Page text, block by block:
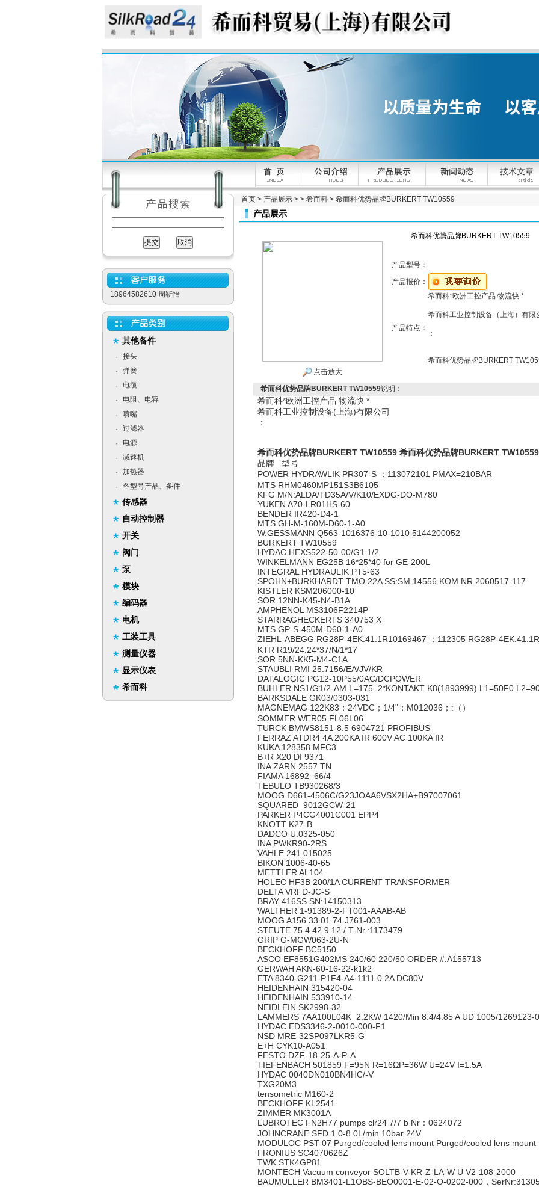
18964582610 周靳怡
其他备件
·
接头
·
弹簧
·
电缆
·
电阻、电容
·
喷嘴
·
过滤器
·
电源
·
减速机
·
加热器
·
各型号产品、备件
传感器
自动控制器
开关
阀门
泵
模块
编码器
电机
工装工具
测量仪器
显示仪表
希而科
首页 > 产品展示 > > 希而科 > 希而科优势品牌BURKERT TW10559
产品展示
希而科优势品牌BURKERT TW10559
点击放大
产品型号：
产品报价：
产品特点：
希而科*欧洲工控产品 物流快 *
希而科工业控制设备（上海）有限
：
希而科优势品牌BURKERT
希而科优势品牌BURKERT TW10559说明：
希而科*欧洲工控产品 物流快 *
希而科工业控制设备(上海)有限公司
：
希而科优势品牌BURKERT TW10559 希而科优势品牌BURKERT TW10559
品牌 型号
POWER HYDRAWLIK PR307-S ：113072101 PMAX=210BAR
MTS RHM0460MP151S3B6105
KFG M/N:ALDA/TD35A/V/K10/EXDG-DO-M780
YUKEN A70-LR01HS-60
BENDER IR420-D4-1
MTS GH-M-160M-D60-1-A0
W.GESSMANN Q563-1016376-10-1010 5144200052
BURKERT TW10559
HYDAC HEXS522-50-00/G1 1/2
WINKELMANN EG25B 16*25*40 for GE-200L
INTEGRAL HYDRAULIK PT5-63
SPOHN+BURKHARDT TMO 22A SS:SM 14556 KOM.NR.2060517-117
KISTLER KSM206000-10
SOR 12NN-K45-N4-B1A
AMPHENOL MS3106F2214P
STARRAGHECKERTS 340753 X
MTS GP-S-450M-D60-1-A0
ZIEHL-ABEGG RG28P-4EK.41.1R10169467 ：112305 RG28P-
KTR R19/24.24*37/N/1*17
SOR 5NN-KK5-M4-C1A
STAUBLI RMI 25.7156/EA/JV/KR
DATALOGIC PG12-10P55/0AC/DCPOWER
BUHLER NS1/G1/2-AM L=175 2*KONTAKT K8(1893999) L1=50F0
BARKSDALE GK03/0303-031
MAGNEMAG 122K83；24VDC；1/4"；M012036；:（）
SOMMER WER05 FL06L06
TURCK BMWS8151-8.5 6904721 PROFIBUS
FERRAZ ATDR4 4A 200KA IR 600V AC 100KA IR
KUKA 128358 MFC3
B+R X20 DI 9371
INA ZARN 2557 TN
FIAMA 16892 66/4
TEBULO TB930268/3
MOOG D661-4506C/G23JOAA6VSX2HA+B97007061
SQUARED 9012GCW-21
PARKER P4CG4001C001 EPP4
KNOTT K27-B
DADCO U.0325-050
INA PWKR90-2RS
VAHLE 241 015025
BIKON 1006-40-65
METTLER AL104
HOLEC HF3B 200/1A CURRENT TRANSFORMER
DELTA VRFD-JC-S
BRAY 416SS SN:14150313
WALTHER 1-91389-2-FT001-AAAB-AB
MOOG A156.33.01.74 J761-003
STEUTE 75.4.42.9.12 / T-Nr.:1173479
GRIP G-MGW063-2U-N
BECKHOFF BC5150
ASCO EF8551G402MS 240/60 220/50 ORDER #:A155713
GERWAH AKN-60-16-22-k1k2
ETA 8340-G211-P1F4-A4-1111 0.2A DC80V
HEIDENHAIN 315420-04
HEIDENHAIN 533910-14
NEIDLEIN SK2998-32
LAMMERS 7AA100L04K 2.2KW 1420/Min 8.4/4.85 A UD 1005/1269123-
HYDAC EDS3346-2-0010-000-F1
NSD MRE-32SP097LKR5-G
E+H CYK10-A051
FESTO DZF-18-25-A-P-A
TIEFENBACH 501859 F=95N R=16ΩP=36W U=24V I=1.5A
HYDAC 0040DN010BN4HC/-V
TXG20M3
tensometric M160-2
BECKHOFF KL2541
ZIMMER MK3001A
LUBROTEC FN2H77 pumps clr24 7/7 b Nr：0624072
JOHNCRANE SFD 1.0-8.0L/min 10bar 24V
MODULOC PST-07 Purged/cooled lens mount Purged/cooled lens mount
FRONIUS SC4070626Z
TWK STK4GP81
MONTECH Vacuum conveyor SOLTB-V-KR-Z-LA-W U V2-108-2000
BAUMULLER BM3401-L1OBS-BEO0001-E-02-O-0202-000，